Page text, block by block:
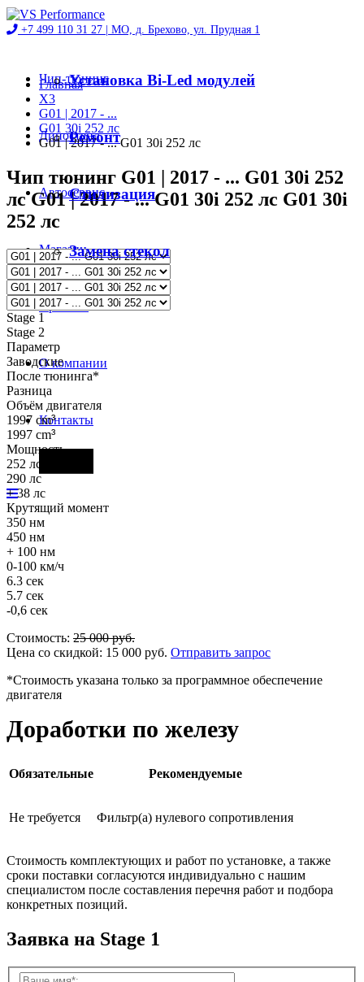
+7 499 110 31 27 | МО, д. Брехово, ул. Прудная 1
Чип-тюнинг
Диностенд
Автосервис
Магазин
Проекты
О компании
Контакты
Установка Bi-Led модулей
Ремонт
Стилизация
Замена стекол
Главная
X3
G01 | 2017 - ...
G01 30i 252 лс
G01 | 2017 - ... G01 30i 252 лс
Чип тюнинг G01 | 2017 - ... G01 30i 252
лс G01 | 2017 - ... G01 30i 252 лс G01 30i
252 лс
Stage 1
Stage 2
Параметр
Заводские
После тюнинга*
Разница
Объём двигателя
1997 cm³
1997 cm³
Мощность
252 лс
290 лс
+ 38 лс
Крутящий момент
350 нм
450 нм
+ 100 нм
0-100 км/ч
6.3 сек
5.7 сек
-0,6 сек
Стоимость: 25 000руб.
Цена со скидкой: 15 000 руб. Отправить запрос
*Стоимость указана только за программное обеспечение
двигателя
Доработки по железу
Обязательные Рекомендуемые
Не требуется Фильтр(а) нулевого сопротивления
Стоимость комплектующих и работ по установке, а также
сроки поставки согласуются индивидуально с нашим
специалистом после составления перечня работ и подбора
конкретных позиций.
Заявка на Stage 1